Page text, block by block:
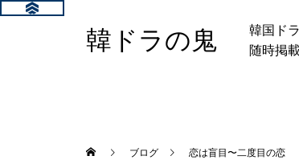
韓ドラの鬼
韓国ド
随時掲載
ブログ 恋は盲目〜二度目の恋